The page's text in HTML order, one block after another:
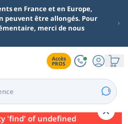
en France et en Europe,
peuvent être allongés. Pour
merci de nous
Accès
PROS
survenue.
'find' of undefined